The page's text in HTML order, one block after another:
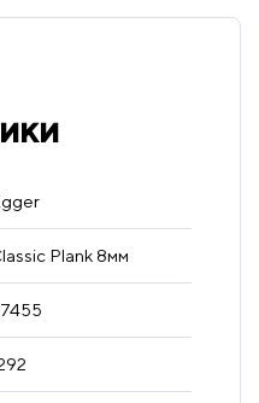
Plank 8мм